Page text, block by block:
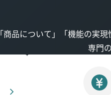
「商品について」「機能の実
専門